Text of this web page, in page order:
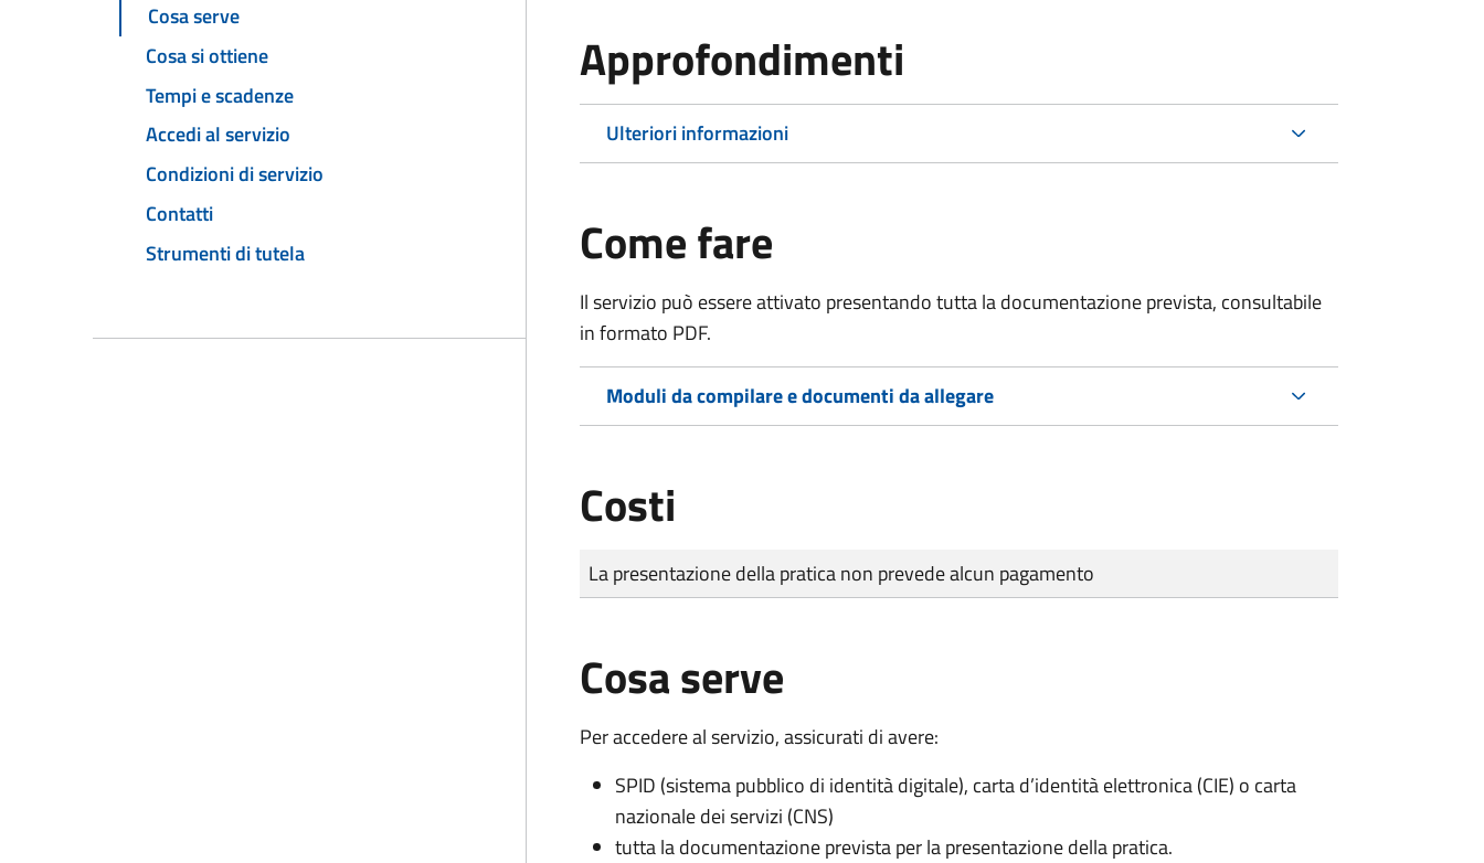
Cosa serve
Cosa si ottiene
Tempi e scadenze
Accedi al servizio
Condizioni di servizio
Contatti
Strumenti di tutela
Approfondimenti
Ulteriori informazioni
Come fare
Il servizio può essere attivato presentando tutta la documentazione prevista, consultabile
in formato PDF.
Moduli da compilare e documenti da allegare
Costi
Tipo di pagamento
Importo
La presentazione della pratica non prevede alcun pagamento
Cosa serve
Per accedere al servizio, assicurati di avere:
SPID (sistema pubblico di identità digitale), carta d’identità elettronica (CIE) o carta
nazionale dei servizi (CNS)
tutta la documentazione prevista per la presentazione della pratica.